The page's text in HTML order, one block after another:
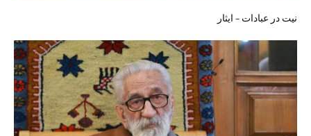
نیت در عبادات – ایثار